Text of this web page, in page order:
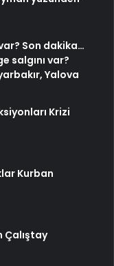
Son dakika…
salgını var?
Yalova
Krizi
Kurban
Çalıştay